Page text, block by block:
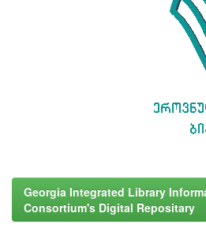
Georgia Integrated Library
Consortium's Digital Repositary